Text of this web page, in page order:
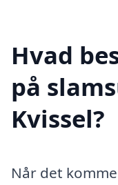
Hvad
på
Kvissel?
Når det